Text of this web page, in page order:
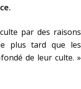
par des raisons
plus tard que les
de leur culte. »